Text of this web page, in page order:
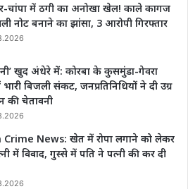
चांपा में ठगी का अनोखा खेल! काले कागज
नोट बनाने का झांसा, 3 आरोपी गिरफ्तार
खुद अंधेरे में: कोरबा के कुसमुंडा-गेवरा
बिजली संकट, जनप्रतिनिधियों ने दी उग्र
की चेतावनी
Crime News: खेत में रोपा लगाने को लेकर
में विवाद, गुस्से में पति ने पत्नी की कर दी